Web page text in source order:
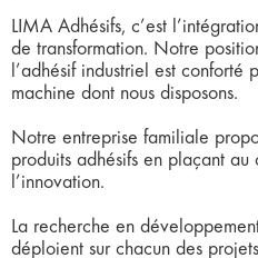
LIMA Adhésifs, c’est
de transformation. Notre
l’adhésif industriel est
machine dont nous disposons.
Notre entreprise familiale
produits adhésifs en plaçant
l’innovation.
La recherche en
déploient sur chacun des